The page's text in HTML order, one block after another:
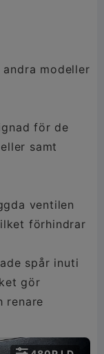
modeller
för de
samt
ventilen
förhindrar
spår inuti
gör
renare